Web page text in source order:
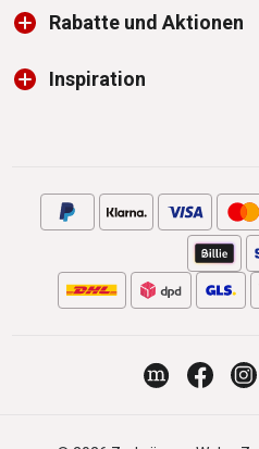
Rabatte und Aktionen
Inspiration